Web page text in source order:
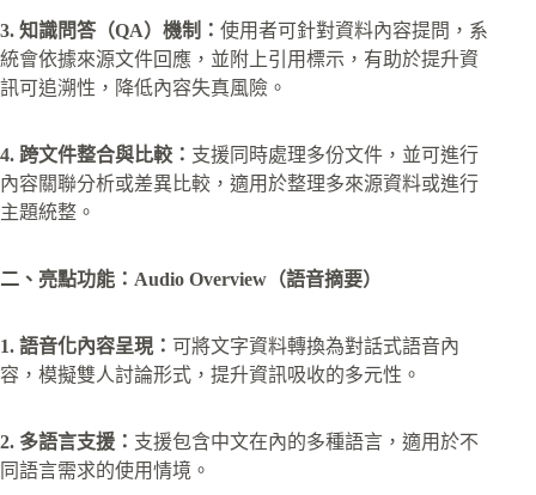
3. 知識問答（QA）機制： 使用者可針對資料內容提問，系
統會依據來源文件回應，並附上引用標示，有助於提升資
訊可追溯性，降低內容失真風險。
4. 跨文件整合與比較： 支援同時處理多份文件，並可進行
內容關聯分析或差異比較，適用於整理多來源資料或進行
主題統整。
二、亮點功能：Audio Overview（語音摘要）
1. 語音化內容呈現： 可將文字資料轉換為對話式語音內
容，模擬雙人討論形式，提升資訊吸收的多元性。
2. 多語言支援： 支援包含中文在內的多種語言，適用於不
同語言需求的使用情境。